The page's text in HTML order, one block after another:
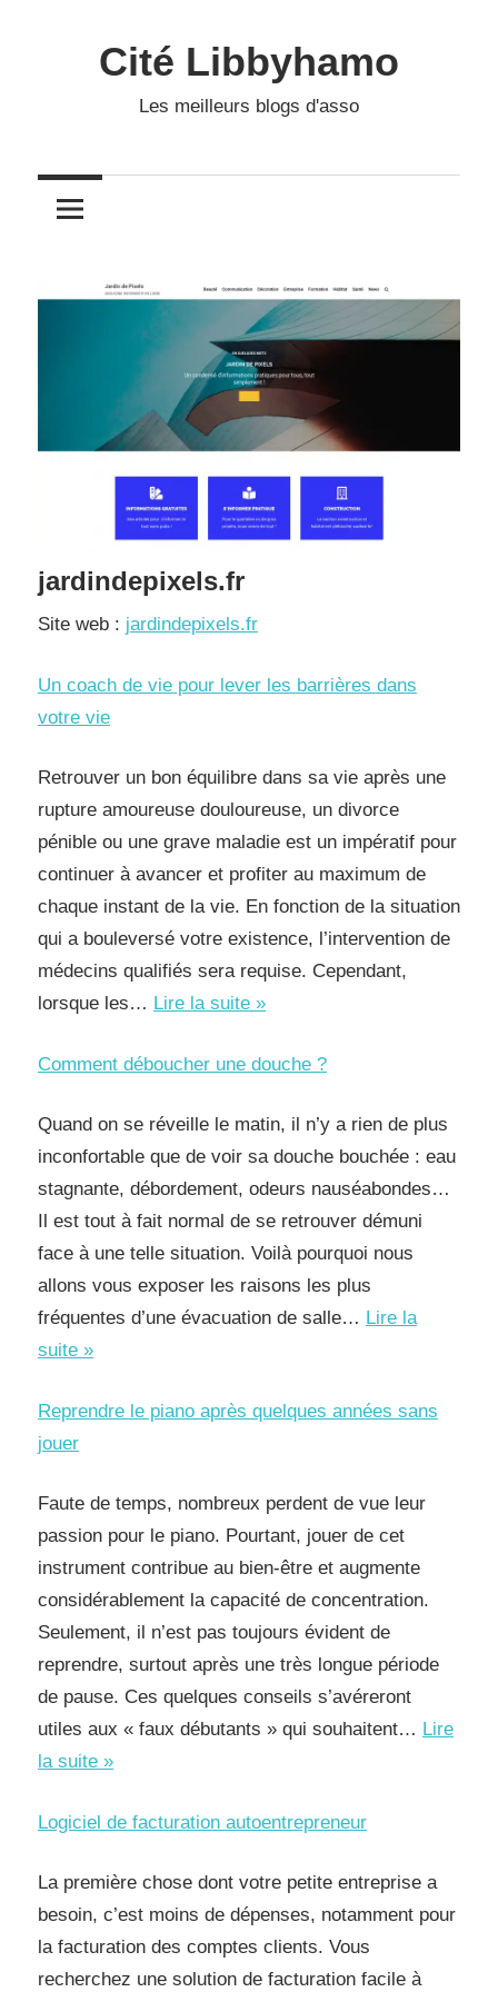
Cité Libbyhamo
Les meilleurs blogs d'asso
jardindepixels.fr
Site web : jardindepixels.fr
Un coach de vie pour lever les barrières dans
votre vie
Retrouver un bon équilibre dans sa vie après une
rupture amoureuse douloureuse, un divorce
pénible ou une grave maladie est un impératif pour
continuer à avancer et profiter au maximum de
chaque instant de la vie. En fonction de la situation
qui a bouleversé votre existence, l’intervention de
médecins qualifiés sera requise. Cependant,
lorsque les… Lire la suite »Un
de
pour
lever
les
barrières
dans
votre
vie
Comment déboucher une douche ?
Quand on se réveille le matin, il n’y a rien de plus
inconfortable que de voir sa douche bouchée : eau
stagnante, débordement, odeurs nauséabondes…
Il est tout à fait normal de se retrouver démuni
face à une telle situation. Voilà pourquoi nous
allons vous exposer les raisons les plus
fréquentes d’une évacuation de salle… Lire la
suite »Comment
une
Reprendre le piano après quelques années sans
jouer
Faute de temps, nombreux perdent de vue leur
passion pour le piano. Pourtant, jouer de cet
instrument contribue au bien-être et augmente
considérablement la capacité de concentration.
Seulement, il n’est pas toujours évident de
reprendre, surtout après une très longue période
de pause. Ces quelques conseils s’avéreront
utiles aux « faux débutants » qui souhaitent… Lire
la suite »Reprendre
piano
quelques
années
sans
jouer
Logiciel de facturation autoentrepreneur
La première chose dont votre petite entreprise a
besoin, c’est moins de dépenses, notamment pour
la facturation des comptes clients. Vous
recherchez une solution de facturation facile à